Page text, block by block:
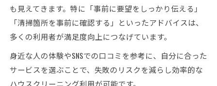
も見えてきます。特に「事前に要望をしっかり伝える」
「清掃箇所を事前に確認する」といったアドバイスは、
多くの利用者が満足度向上につなげています。
身近な人の体験やSNSでの口コミを参考に、自分に合った
サービスを選ぶことで、失敗のリスクを減らし効率的な
ハウスクリーニング利用が可能です。